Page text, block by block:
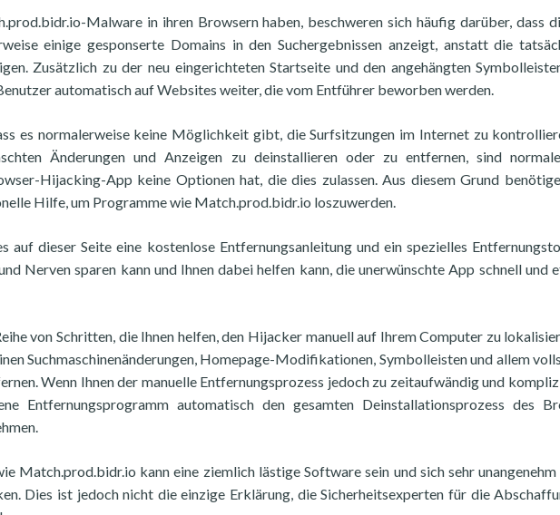
Malware in ihren Browsern haben, beschweren sich häufig darüber, dass
einige gesponserte Domains in den Suchergebnissen anzeigt, anstatt die
Zusätzlich zu der neu eingerichteten Startseite und den angehängten
automatisch auf Websites weiter, die vom Entführer beworben werden.
es normalerweise keine Möglichkeit gibt, die Surfsitzungen im Internet zu
Änderungen und Anzeigen zu deinstallieren oder zu entfernen, sind
Hijacking-App keine Optionen hat, die dies zulassen. Aus diesem Grund
Hilfe, um Programme wie Match.prod.bidr.io loszuwerden.
auf dieser Seite eine kostenlose Entfernungsanleitung und ein spezielles
Nerven sparen kann und Ihnen dabei helfen kann, die unerwünschte App schnell und
von Schritten, die Ihnen helfen, den Hijacker manuell auf Ihrem Computer zu
Suchmaschinenänderungen, Homepage-Modifikationen, Symbolleisten und allem
Wenn Ihnen der manuelle Entfernungsprozess jedoch zu zeitaufwändig und
Entfernungsprogramm automatisch den gesamten Deinstallationsprozess des
Match.prod.bidr.io kann eine ziemlich lästige Software sein und sich sehr
Dies ist jedoch nicht die einzige Erklärung, die Sicherheitsexperten für die